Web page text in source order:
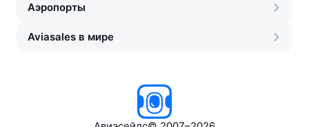
Аэропорты
Aviasales в мире